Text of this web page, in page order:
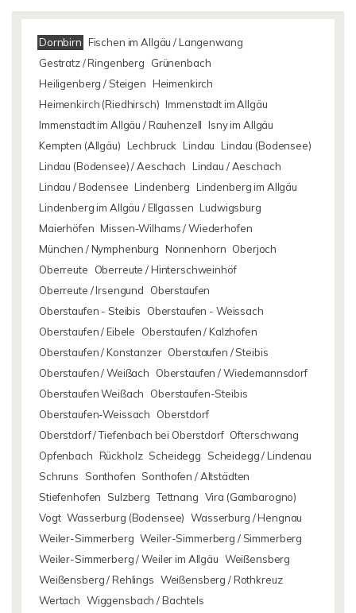
Dornbirn Fischen im Allgäu / Langenwang
Gestratz / Ringenberg
Grünenbach
Heiligenberg / Steigen Heimenkirch
Heimenkirch (Riedhirsch) Immenstadt im Allgäu
Immenstadt im Allgäu / Rauhenzell Isny im Allgäu
Kempten (Allgäu) Lechbruck Lindau Lindau (Bodensee)
Lindau (Bodensee) / Aeschach Lindau / Aeschach
Lindau / Bodensee Lindenberg Lindenberg im Allgäu
Lindenberg im Allgäu / Ellgassen Ludwigsburg
Maierhöfen Missen-Wilhams / Wiederhofen
München / Nymphenburg Nonnenhorn Oberjoch
Oberreute
Oberreute / Hinterschweinhöf
Oberreute / Irsengund
Oberstaufen
Oberstaufen - Steibis
Oberstaufen - Weissach
Oberstaufen / Eibele
Oberstaufen / Kalzhofen
Oberstaufen / Konstanzer Oberstaufen / Steibis
Oberstaufen / Weißach
Oberstaufen / Wiedemannsdorf
Oberstaufen Weißach
Oberstaufen-Steibis
Oberstaufen-Weissach
Oberstdorf
Oberstdorf / Tiefenbach bei Oberstdorf Ofterschwang
Opfenbach Rückholz Scheidegg
Scheidegg / Lindenau
Schruns
Sonthofen Sonthofen / Altstädten
Stiefenhofen
Sulzberg Tettnang Vira (Gambarogno)
Vogt Wasserburg (Bodensee) Wasserburg / Hengnau
Weiler-Simmerberg Weiler-Simmerberg / Simmerberg
Weiler-Simmerberg / Weiler im Allgäu Weißensberg
Weißensberg / Rehlings Weißensberg / Rothkreuz
Wertach Wiggensbach / Bachtels